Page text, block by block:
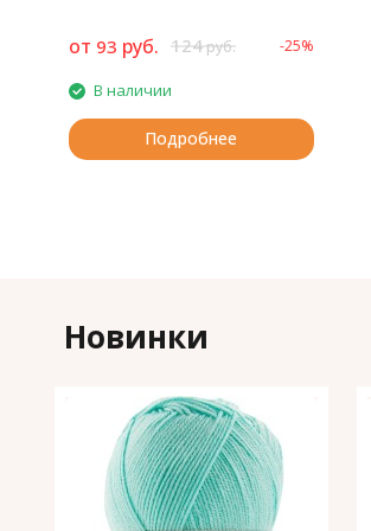
от 93 руб. 124руб. -25%
В наличии
Подробнее
Новинки